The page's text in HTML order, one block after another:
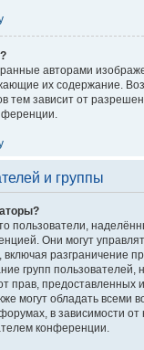
авторами
их содержание.
тем зависит от
и группы
пользователи,
Они могут
разграничение
групп пользователей,
прав, предоставленных
могут обладать всеми
в зависимости от
конференции.